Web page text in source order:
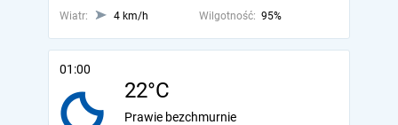
Wiatr:
4 km/h Wilgotność: 95%
01:00
22°C
Prawie bezchmurnie